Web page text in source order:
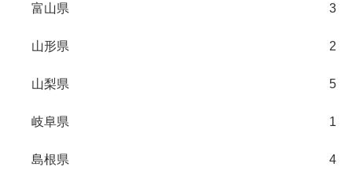
富山県 3
山形県 2
山梨県 5
岐阜県 1
島根県 4